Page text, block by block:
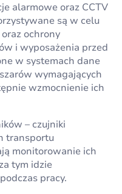
alarmowe oraz CCTV
są w celu
ochrony
i wyposażenia przed
w systemach dane
wymagających
wzmocnienie ich
– czujniki
transportu
monitorowanie ich
tym idzie
pracy.